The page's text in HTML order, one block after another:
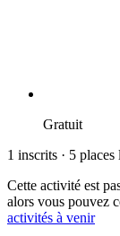
Gratuit
1 inscrits · 5 places
Cette activité est
alors vous pouvez
activités à venir